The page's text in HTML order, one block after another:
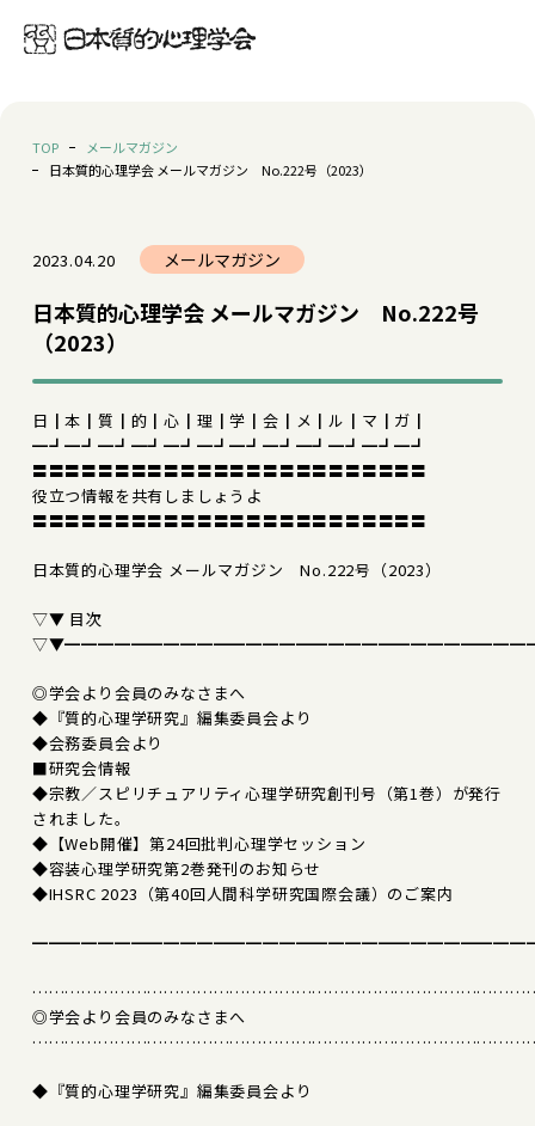
TOP
メールマガジン
日本質的心理学会 メールマガジン No.222号（2023）
2023.04.20 メールマガジン
日本質的心理学会 メールマガジン No.222号
（2023）
日┃本┃質┃的┃心┃理┃学┃会┃メ┃ル┃マ┃ガ┃
━┛━┛━┛━┛━┛━┛━┛━┛━┛━┛━┛━┛
〓〓〓〓〓〓〓〓〓〓〓〓〓〓〓〓〓〓〓〓〓〓〓〓
役立つ情報を共有しましょうよ
〓〓〓〓〓〓〓〓〓〓〓〓〓〓〓〓〓〓〓〓〓〓〓〓
日本質的心理学会 メールマガジン No.222号（2023）
▽▼ 目次
◎学会より会員のみなさまへ
◆『質的心理学研究』編集委員会より
◆会務委員会より
■研究会情報
◆宗教／スピリチュアリティ心理学研究創刊号（第1巻）が発行
されました。
◆【Web開催】第24回批判心理学セッション
◆容装心理学研究第2巻発刊のお知らせ
◆IHSRC 2023（第40回人間科学研究国際会議）のご案内
◎学会より会員のみなさまへ
◆『質的心理学研究』編集委員会より